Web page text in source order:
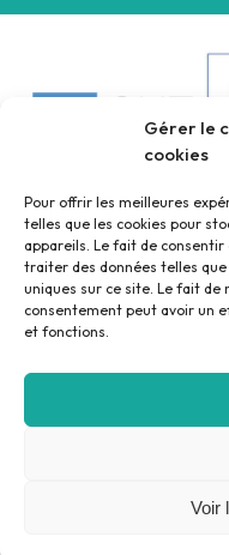
Gérer le
cookies
Pour offrir les meilleures
telles que les cookies pour
appareils. Le fait de
traiter des données telles
uniques sur ce site. Le fait de
consentement peut avoir un
et fonctions.
Voir